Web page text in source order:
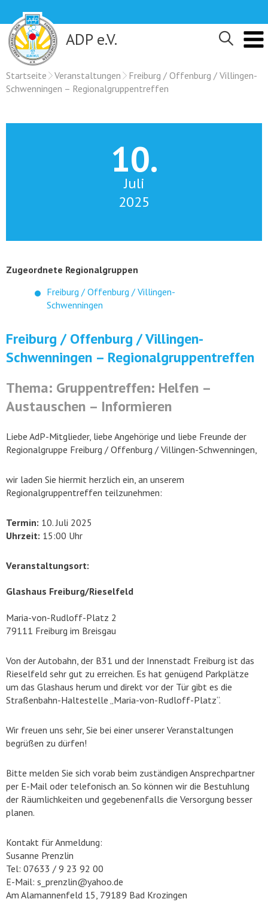
content
ADP e.V.
Startseite Veranstaltungen
Freiburg / Offenburg / Villingen-
Schwenningen – Regionalgruppentreffen
10.
Juli
2025
Zugeordnete Regionalgruppen
Freiburg / Offenburg / Villingen-
Schwenningen
Freiburg / Offenburg / Villingen-
Schwenningen – Regionalgruppentreffen
Thema: Gruppentreffen: Helfen –
Austauschen – Informieren
Liebe AdP-Mitglieder, liebe Angehörige und liebe Freunde der
Regionalgruppe Freiburg / Offenburg / Villingen-Schwenningen,
wir laden Sie hiermit herzlich ein, an unserem
Regionalgruppentreffen teilzunehmen:
Termin: 10. Juli 2025
Uhrzeit: 15:00 Uhr
Veranstaltungsort:
Glashaus Freiburg/Rieselfeld
Maria-von-Rudloff-Platz 2
79111 Freiburg im Breisgau
Von der Autobahn, der B31 und der Innenstadt Freiburg ist das
Rieselfeld sehr gut zu erreichen. Es hat genügend Parkplätze
um das Glashaus herum und direkt vor der Tür gibt es die
Straßenbahn-Haltestelle „Maria-von-Rudloff-Platz“.
Wir freuen uns sehr, Sie bei einer unserer Veranstaltungen
begrüßen zu dürfen!
Bitte melden Sie sich vorab beim zuständigen Ansprechpartner
per E-Mail oder telefonisch an. So können wir die Bestuhlung
der Räumlichkeiten und gegebenenfalls die Versorgung besser
planen.
Kontakt für Anmeldung:
Susanne Prenzlin
Tel: 07633 / 9 23 92 00
E-Mail: s_prenzlin@yahoo.de
Am Alamannenfeld 15, 79189 Bad Krozingen